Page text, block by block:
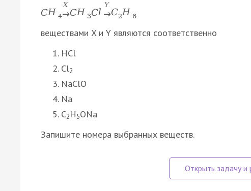
CH 4
X
→CH 3Cl
Y
→C2H 6
веществами X и Y являются соответственно
HCl
Cl2
NaClO
Na
C2H5ONa
Запишите номера выбранных веществ.